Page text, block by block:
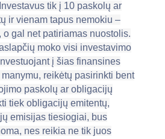
tik į 10 paskolų ar
ir vienam tapus nemokiu –
o gal net patiriamas nuostolis.
moko visi investavimo
į šias finansines
reikėtų pasirinkti bent
paskolų ar obligacijų
tiek obligacijų emitentų,
emisijas tiesiogiai, bus
nes reikia ne tik juos